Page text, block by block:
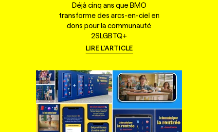
Déjà cinq ans que BMO
transforme des arcs-en-ciel en
dons pour la communauté
2SLGBTQ+
LIRE L'ARTICLE